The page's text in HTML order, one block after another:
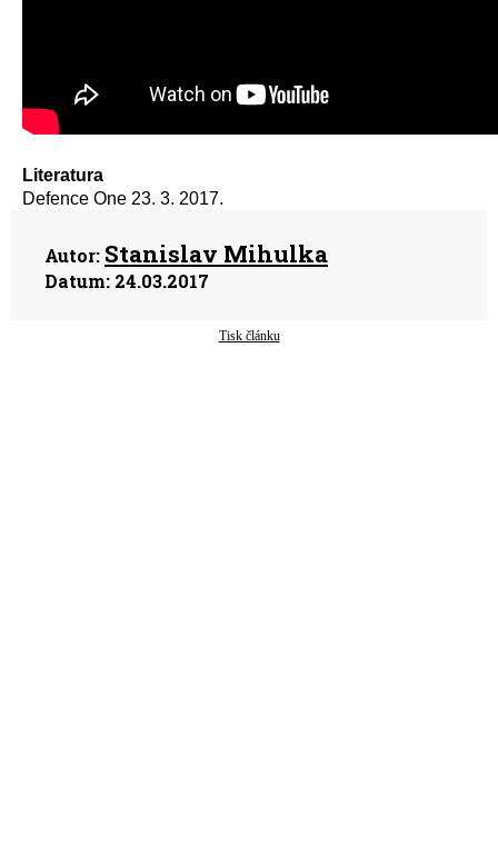
Literatura
Defence One 23. 3. 2017.
Autor: Stanislav Mihulka
Datum: 24.03.2017
Tisk článku